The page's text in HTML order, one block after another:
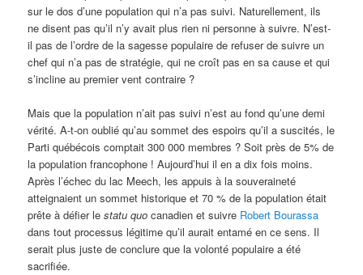
sur le dos d’une population qui n’a pas suivi. Naturellement, ils
ne disent pas qu’il n’y avait plus rien ni personne à suivre. N’est-
il pas de l’ordre de la sagesse populaire de refuser de suivre un
chef qui n’a pas de stratégie, qui ne croît pas en sa cause et qui
s’incline au premier vent contraire ?
Mais que la population n’ait pas suivi n’est au fond qu’une demi
vérité. A-t-on oublié qu’au sommet des espoirs qu’il a suscités, le
Parti québécois comptait 300 000 membres ? Soit près de 5% de
la population francophone ! Aujourd’hui il en a dix fois moins.
Après l’échec du lac Meech, les appuis à la souveraineté
atteignaient un sommet historique et 70 % de la population était
prête à défier lestatu quo canadien et suivre Robert Bourassa
dans tout processus légitime qu’il aurait entamé en ce sens. Il
serait plus juste de conclure que la volonté populaire a été
sacrifiée.